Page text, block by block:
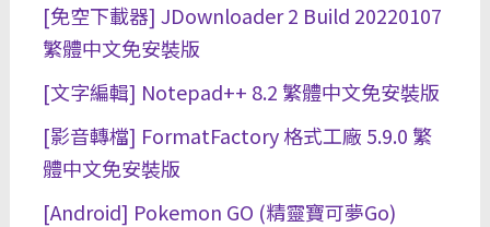
[免空下載器] JDownloader 2 Build 20220107
繁體中文免安裝版
[文字編輯] Notepad++ 8.2 繁體中文免安裝版
[影音轉檔] FormatFactory 格式工廠 5.9.0 繁
體中文免安裝版
[Android] Pokemon GO (精靈寶可夢Go)